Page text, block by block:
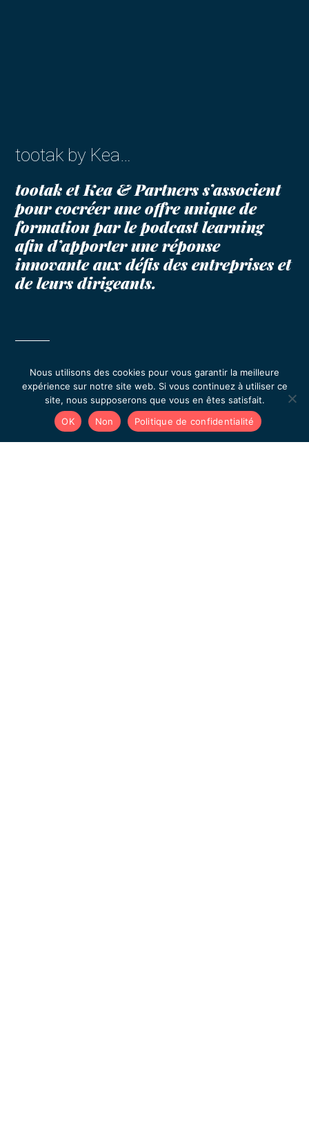
tootak by Kea…
tootak et Kea & Partners s’associent
pour cocréer une offre unique de
formation par le podcast learning
afin d’apporter une réponse
innovante aux défis des entreprises et
de leurs dirigeants.
Nous utilisons des cookies pour vous garantir la meilleure
expérience sur notre site web. Si vous continuez à utiliser ce
site, nous supposerons que vous en êtes satisfait.
OK
Non Politique de confidentialité